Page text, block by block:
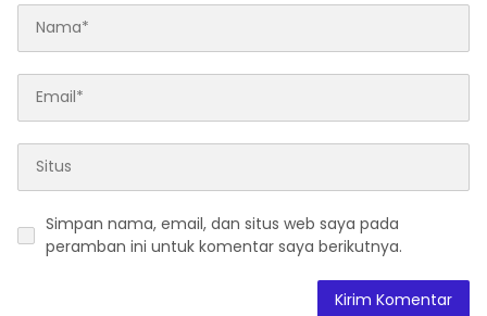
Simpan nama, email, dan situs web saya pada
peramban ini untuk komentar saya berikutnya.